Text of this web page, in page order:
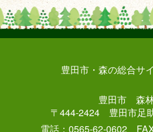
豊田市・森の総合サ
豊田市 森
〒444-2424 豊田市足
電話：0565-62-0602